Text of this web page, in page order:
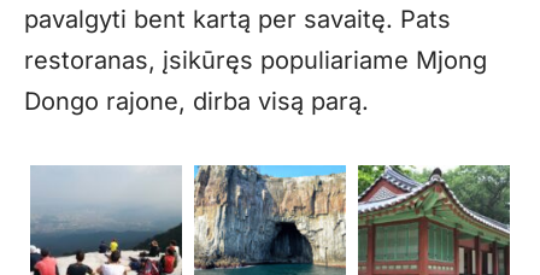
pavalgyti bent kartą per savaitę. Pats
restoranas, įsikūręs populiariame Mjong
Dongo rajone, dirba visą parą.